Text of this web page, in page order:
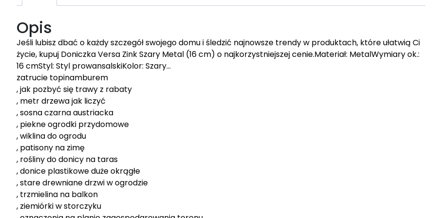
Opis
Jeśli lubisz dbać o każdy szczegół swojego domu i śledzić najnowsze trendy w produktach, które ułatwią Ci
życie, kupuj Doniczka Versa Zink Szary Metal (16 cm) o najkorzystniejszej cenie.Materiał: MetalWymiary ok.:
16 cmStyl: Styl prowansalskiKolor: Szary…
zatrucie topinamburem
, jak pozbyć się trawy z rabaty
, metr drzewa jak liczyć
, sosna czarna austriacka
, piekne ogrodki przydomowe
, wiklina do ogrodu
, patisony na zimę
, rośliny do donicy na taras
, donice plastikowe duże okrągłe
, stare drewniane drzwi w ogrodzie
, trzmielina na balkon
, ziemiórki w storczyku